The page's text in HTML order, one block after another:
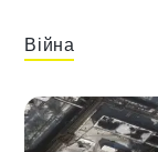
Війна